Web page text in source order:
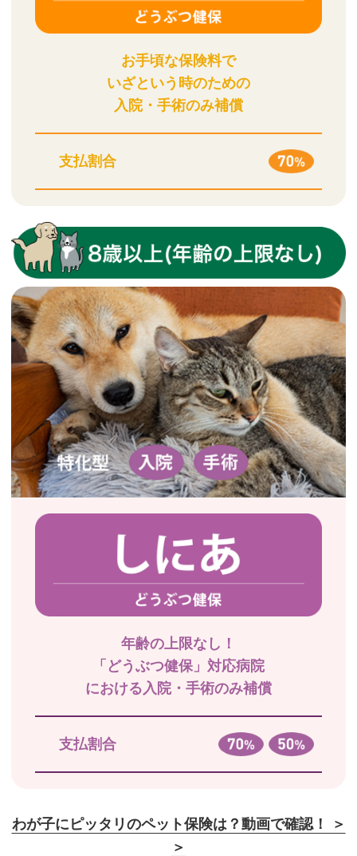
お手頃な保険料で
いざという時のための
入院・手術のみ補償
支払割合
年齢の上限なし！
「どうぶつ健保」対応病院
における入院・手術のみ補償
支払割合
わが子にピッタリのペット保険は？動画で確認！ ＞
＞